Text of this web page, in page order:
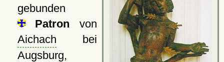
gebunden
Patron von
Aichach bei
Augsburg,